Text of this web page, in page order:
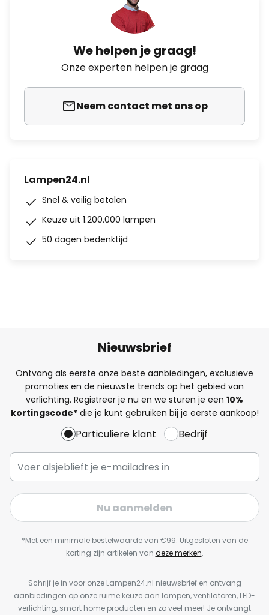
We helpen je graag!
Onze experten helpen je graag
Neem contact met ons op
Lampen24.nl
Snel & veilig betalen
Keuze uit 1.200.000 lampen
50 dagen bedenktijd
Nieuwsbrief
Ontvang als eerste onze beste aanbiedingen, exclusieve
promoties en de nieuwste trends op het gebied van
verlichting. Registreer je nu en we sturen je een 10%
kortingscode*die je kunt gebruiken bij je eerste aankoop!
Particuliere klant Bedrijf
Nu aanmelden
*Met een minimale bestelwaarde van €99. Uitgesloten van de
korting zijn artikelen van deze merken.
Schrijf je in voor onze Lampen24.nl nieuwsbrief en ontvang
aanbiedingen op onze ruime keuze aan lampen, ventilatoren, LED-
verlichting, smart home producten en zo veel meer! Je ontvangt